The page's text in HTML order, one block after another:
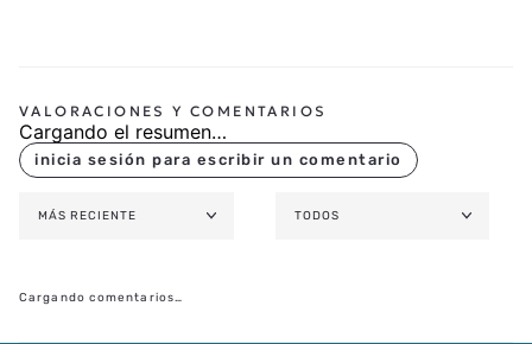
Cargando el resumen…
MÁS RECIENTE TODOS
Cargando comentarios…